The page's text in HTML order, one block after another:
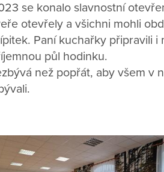
se konalo slavnostní
otevřely a všichni mohli
Paní kuchařky připravili
půl hodinku.
než popřát, aby všem v